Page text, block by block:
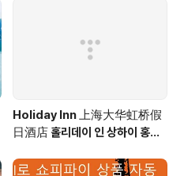
Holiday Inn 上海大华虹桥假
日酒店 홀리데이 인 상하이 홍차
ngqiao